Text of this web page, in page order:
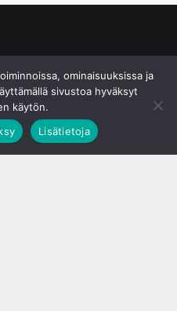
ominaisuuksissa ja
sivustoa hyväksyt
käytön.
Lisätietoja